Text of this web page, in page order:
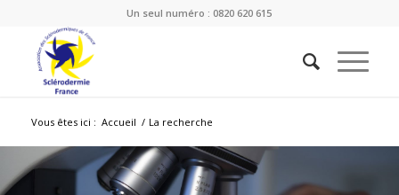
Un seul numéro : 0820 620 615
Vous êtes ici : Accueil / La recherche